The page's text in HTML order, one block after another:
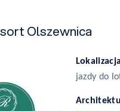
Olszewnica
jazdy do